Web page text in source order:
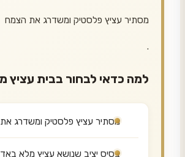
מסתיר עציץ פלסטיק ומשדרג את הצמח
.
למה כדאי לבחור בבית עציץ
מסתיר עציץ פלסטיק ומשדרג
בסיס יציב שנושא עציץ מלא